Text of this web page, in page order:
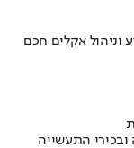
אקלים חכם
התעשייה